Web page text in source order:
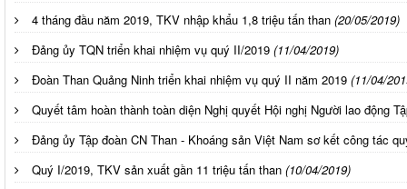
4 tháng đầu năm 2019, TKV nhập khẩu 1,8 triệu tấn than (20/05/2019)
Đảng ủy TQN triển khai nhiệm vụ quý II/2019 (11/04/2019)
Đoàn Than Quảng Ninh triển khai nhiệm vụ quý II năm 2019 (11/04/
Quyết tâm hoàn thành toàn diện Nghị quyết Hội nghị Người lao động
Đảng ủy Tập đoàn CN Than - Khoáng sản Việt Nam sơ kết công tác
Quý I/2019, TKV sản xuất gần 11 triệu tấn than (10/04/2019)